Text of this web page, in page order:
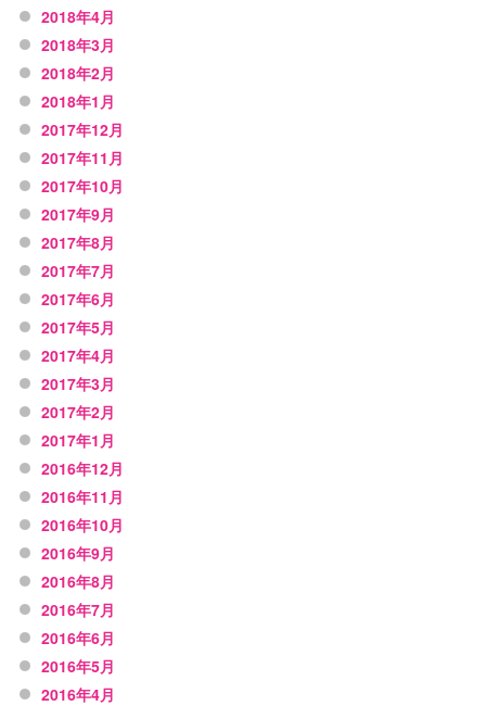
2018年4月
2018年3月
2018年2月
2018年1月
2017年12月
2017年11月
2017年10月
2017年9月
2017年8月
2017年7月
2017年6月
2017年5月
2017年4月
2017年3月
2017年2月
2017年1月
2016年12月
2016年11月
2016年10月
2016年9月
2016年8月
2016年7月
2016年6月
2016年5月
2016年4月